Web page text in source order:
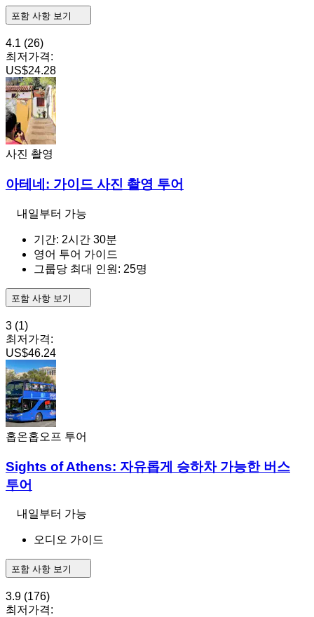
포함 사항 보기
4.1 (26)
최저가격:
US$24.28
사진 촬영
아테네: 가이드 사진 촬영 투어
내일부터 가능
기간: 2시간 30분
영어 투어 가이드
그룹당 최대 인원: 25명
포함 사항 보기
3 (1)
최저가격:
US$46.24
홉온홉오프 투어
Sights of Athens: 자유롭게 승하차 가능한 버스
투어
내일부터 가능
오디오 가이드
포함 사항 보기
3.9 (176)
최저가격: